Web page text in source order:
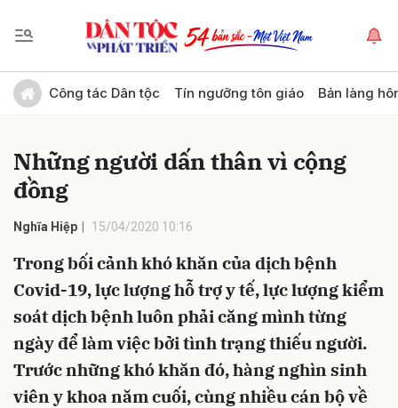
Công tác Dân tộc Tín ngưỡng tôn giáo Bản làng
Những người dấn thân vì cộng
đồng
Nghĩa Hiệp 15/04/2020 10:16
Trong bối cảnh khó khăn của dịch bệnh
Covid-19, lực lượng hỗ trợ y tế, lực lượng kiểm
soát dịch bệnh luôn phải căng mình từng
ngày để làm việc bởi tình trạng thiếu người.
Trước những khó khăn đó, hàng nghìn sinh
viên y khoa năm cuối, cùng nhiều cán bộ về
Gửi bình luận
Hủy